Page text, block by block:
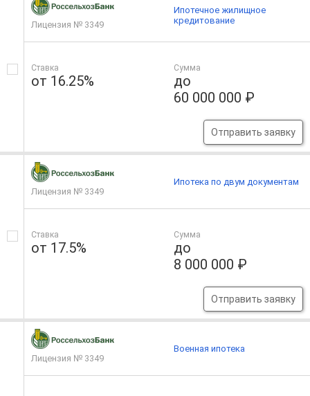
Лицензия № 3349
Ставка
от 16.25%
Сумма
до
60 000 000 ₽
Отправить заявку
Ипотечное жилищное
кредитование
Лицензия № 3349
Ставка
от 17.5%
Сумма
до
8 000 000 ₽
Отправить заявку
Ипотека по двум документам
Лицензия № 3349
Военная ипотека